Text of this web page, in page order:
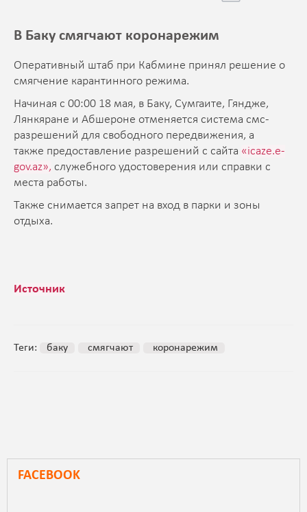
В Баку смягчают коронарежим
Оперативный штаб при Кабмине принял решение о
смягчение карантинного режима.
Начиная с 00:00 18 мая, в Баку, Сумгаите, Гяндже,
Лянкяране и Абшероне отменяется система смс-
разрешений для свободного передвижения, а
также предоставление разрешений с сайта «icaze.e-
gov.az», служебного удостоверения или справки с
места работы.
Также снимается запрет на вход в парки и зоны
отдыха.
Источник
Теги: баку смягчают коронарежим
FACEBOOK